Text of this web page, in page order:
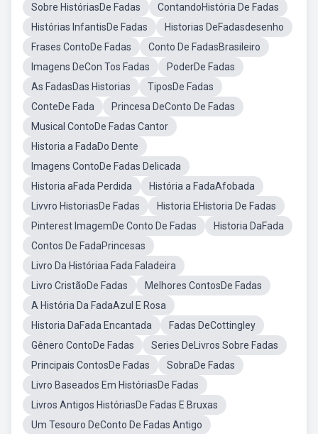
Sobre HistóriasDe Fadas
ContandoHistória De Fadas
Histórias InfantisDe Fadas
Historias DeFadasdesenho
Frases ContoDe Fadas
Conto De FadasBrasileiro
Imagens DeCon Tos Fadas
PoderDe Fadas
As FadasDas Historias
TiposDe Fadas
ConteDe Fada
Princesa DeConto De Fadas
Musical ContoDe Fadas Cantor
Historia a FadaDo Dente
Imagens ContoDe Fadas Delicada
Historia aFada Perdida
História a FadaAfobada
Livvro HistoriasDe Fadas
Historia EHistoria De Fadas
Pinterest ImagemDe Conto De Fadas
Historia DaFada
Contos De FadaPrincesas
Livro Da Históriaa Fada Faladeira
Livro CristãoDe Fadas
Melhores ContosDe Fadas
A História Da FadaAzul E Rosa
Historia DaFada Encantada
Fadas DeCottingley
Gênero ContoDe Fadas
Series DeLivros Sobre Fadas
Principais ContosDe Fadas
SobraDe Fadas
Livro Baseados Em HistóriasDe Fadas
Livros Antigos HistóriasDe Fadas E Bruxas
Um Tesouro DeConto De Fadas Antigo